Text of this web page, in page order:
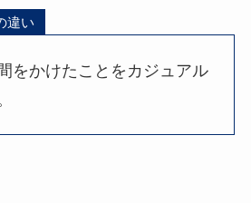
違い
をかけたことをカジュアル